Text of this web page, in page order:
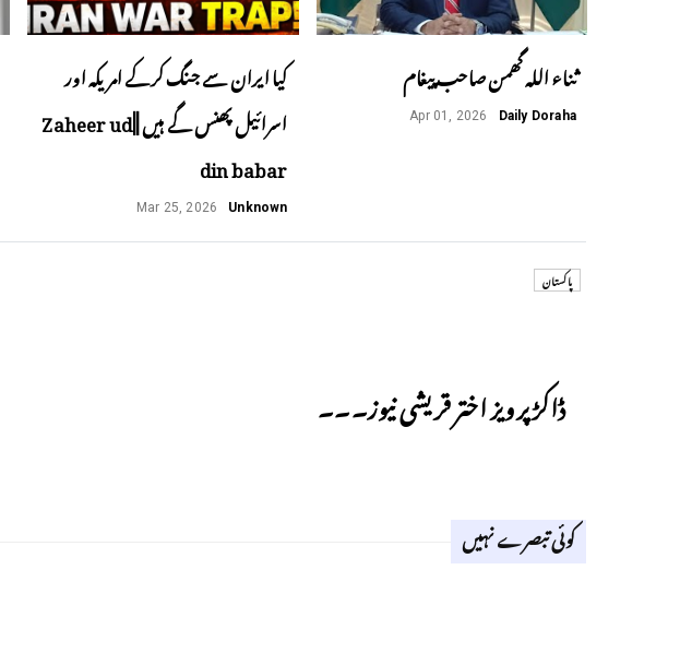
ثناء اللہ گھمن صاحب پیغام
Daily Doraha
Apr 01, 2026
کیا ایران سے جنگ کرکے امریکہ اور
اسرائیل پھنس گے ہیں ||Zaheer ud
din babar
Unknown
Mar 25, 2026
پاکستان
ڈاکڑ پرویز اختر قریشی نیوز۔۔۔
کوئی تبصرے نہیں